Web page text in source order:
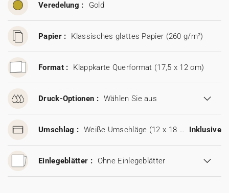
Veredelung : Gold
Papier : Klassisches glattes Papier (260 g/m²)
Format : Klappkarte Querformat (17,5 x 12 cm)
Druck-Optionen : Wählen Sie aus
Umschlag : Weiße Umschläge (12 x 18 cm) Inklusive
Einlegeblätter : Ohne Einlegeblätter